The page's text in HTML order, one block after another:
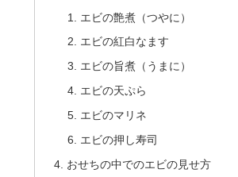
エビの艶煮（つやに）
エビの紅白なます
エビの旨煮（うまに）
エビの天ぷら
エビのマリネ
エビの押し寿司
おせちの中でのエビの見せ方